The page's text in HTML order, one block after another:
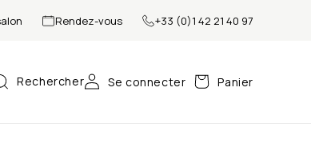
Rendez-vous +33 (0)1 42 21 40 97
Rechercher Se connecter Panier